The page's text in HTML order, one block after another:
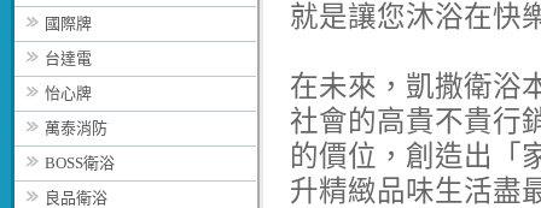
國際牌
台達電
怡心牌
萬泰消防
BOSS衛浴
良品衛浴
就是讓您沐浴在快
在未來，凱撒衛浴
社會的高貴不貴行
的價位，創造出「
升精緻品味生活盡